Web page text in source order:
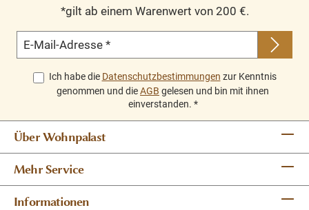
*gilt ab einem Warenwert von 200 €.
E-Mail-Adresse *
Ich habe die Datenschutzbestimmungen zur Kenntnis
genommen und dieAGB gelesen und bin mit ihnen
einverstanden. *
Über Wohnpalast
Mehr Service
Informationen